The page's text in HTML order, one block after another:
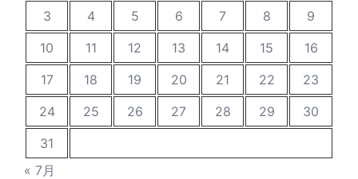
3
4 5 6 7 8
9
10
11 12 13 14 15
16
17
18 19 20 21 22
23
24
25 26 27 28 29
30
31
« 7月